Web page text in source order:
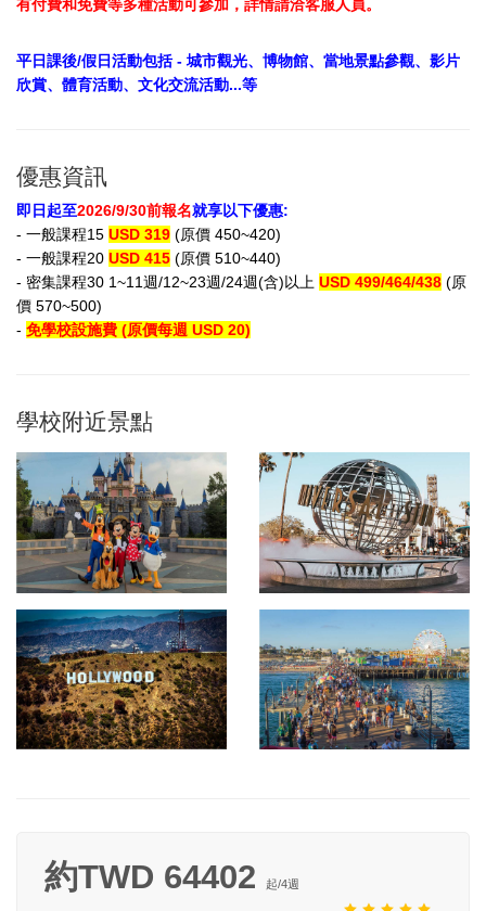
有付費和免費等多種活動可參加，詳情請洽客服人員。
平日課後/假日活動包括 - 城市觀光、博物館、當地景點參觀、影片
欣賞、體育活動、文化交流活動...等
優惠資訊
即日起至2026/9/30前報名就享以下優惠:
- 一般課程15 USD 319 (原價 450~420)
- 一般課程20 USD 415 (原價 510~440)
- 密集課程30 1~11週/12~23週/24週(含)以上 USD 499/464/438 (原
價 570~500)
- 免學校設施費 (原價每週 USD 20)
學校附近景點
約TWD 64402 起/4週